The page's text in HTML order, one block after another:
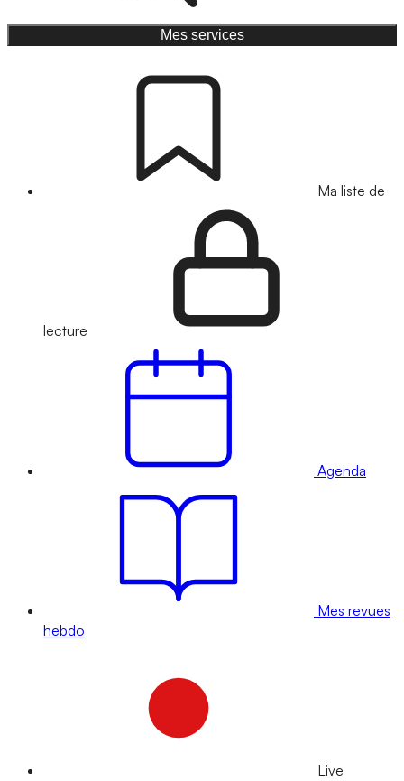
Mes services
Ma liste de
lecture
Agenda
Mes revues
hebdo
Live